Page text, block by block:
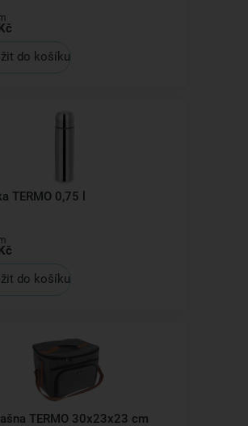
do košíku
TERMO 0,75 l
do košíku
TERMO 30x23x23 cm